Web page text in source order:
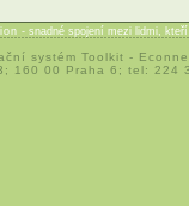
- snadné spojení mezi lidmi,
systém Toolkit -
160 00 Praha 6; tel: 224